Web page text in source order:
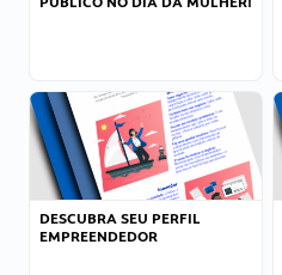
DESCUBRA SEU PERFIL
EMPREENDEDOR